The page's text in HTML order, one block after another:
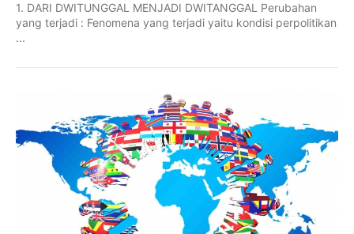
1. DARI DWITUNGGAL MENJADI DWITANGGAL Perubahan
yang terjadi : Fenomena yang terjadi yaitu kondisi perpolitikan
...